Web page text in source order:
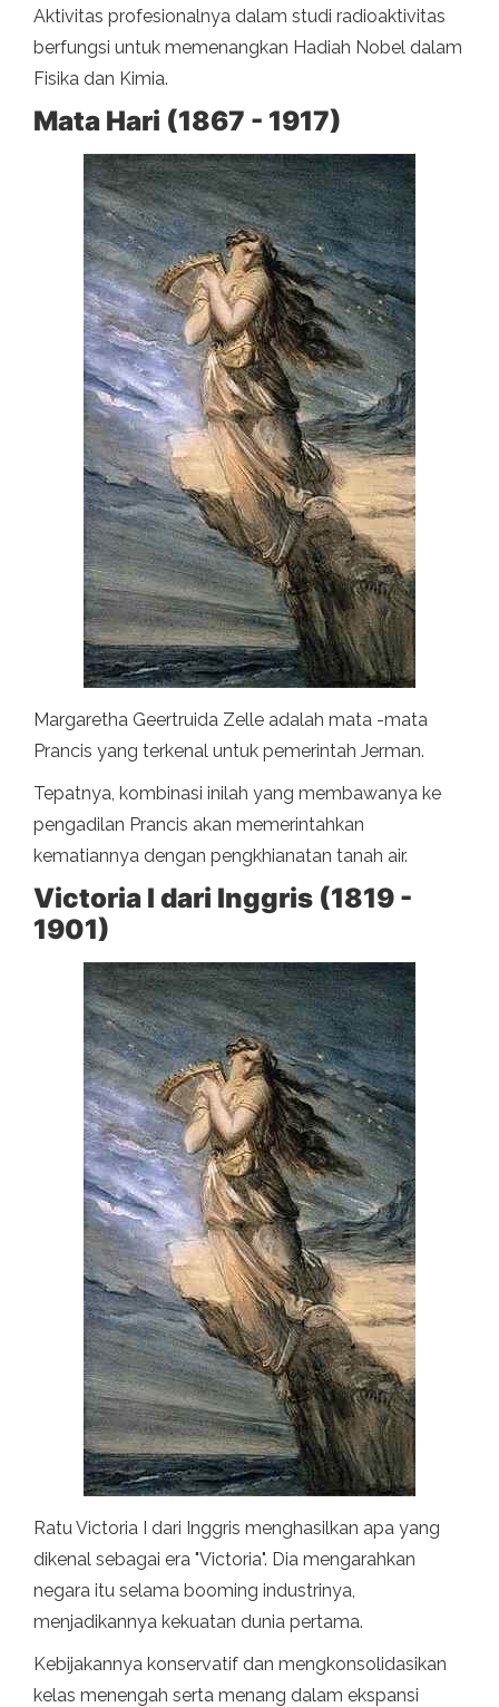
Aktivitas profesionalnya dalam studi radioaktivitas
berfungsi untuk memenangkan Hadiah Nobel dalam
Fisika dan Kimia.
Mata Hari (1867 - 1917)
Margaretha Geertruida Zelle adalah mata -mata
Prancis yang terkenal untuk pemerintah Jerman.
Tepatnya, kombinasi inilah yang membawanya ke
pengadilan Prancis akan memerintahkan
kematiannya dengan pengkhianatan tanah air.
Victoria I dari Inggris (1819 -
1901)
Ratu Victoria I dari Inggris menghasilkan apa yang
dikenal sebagai era "Victoria". Dia mengarahkan
negara itu selama booming industrinya,
menjadikannya kekuatan dunia pertama.
Kebijakannya konservatif dan mengkonsolidasikan
kelas menengah serta menang dalam ekspansi